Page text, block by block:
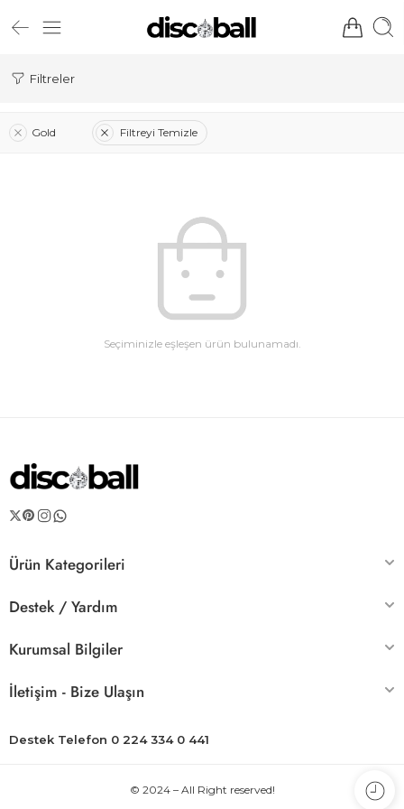
Filtreler
Gold Filtreyi Temizle
Seçiminizle eşleşen ürün bulunamadı.
Ürün Kategorileri
Destek / Yardım
Kurumsal Bilgiler
İletişim - Bize Ulaşın
Destek Telefon 0 224 334 0 441
© 2024 – All Right reserved!